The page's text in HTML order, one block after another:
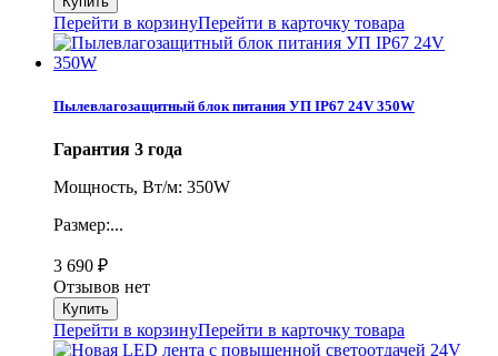
Перейти в корзинуПерейти в карточку товара
Пылевлагозащитный блок питания УП IP67 24V 350W
Гарантия 3 года
Мощность, Вт/м: 350W
Размер:...
3 690 ₽
Отзывов нет
Перейти в корзинуПерейти в карточку товара